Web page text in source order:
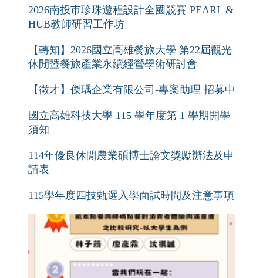
2026南投市珍珠遊程設計全國競賽 PEARL &
HUB教師研習工作坊
【轉知】2026國立高雄餐旅大學 第22屆觀光
休閒暨餐旅產業永續經營學術研討會
【徵才】傑瑀企業有限公司-專案助理 招募中
國立高雄科技大學 115 學年度第 1 學期開學
須知
114年優良休閒農業碩博士論文獎勵辦法及申
請表
115學年度四技甄選入學面試時間及注意事項